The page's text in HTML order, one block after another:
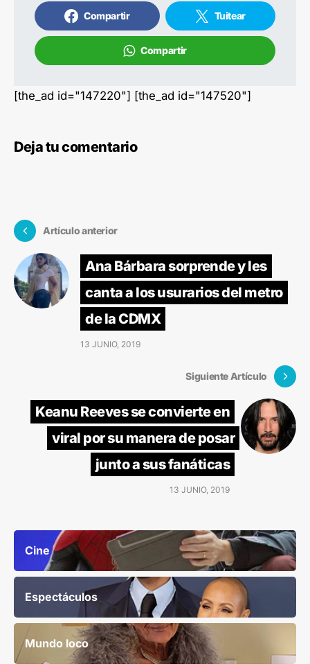
Compartir Tuitear
Compartir
[the_ad id="147220"] [the_ad id="147520"]
Deja tu comentario
Artículo anterior
Ana Bárbara sorprende y les
canta a los usurarios del metro
de la CDMX
13 JUNIO, 2019
Siguiente Artículo
Keanu Reeves se convierte en
viral por su manera de posar
junto a sus fanáticas
13 JUNIO, 2019
Cine
Espectáculos
Mundo loco